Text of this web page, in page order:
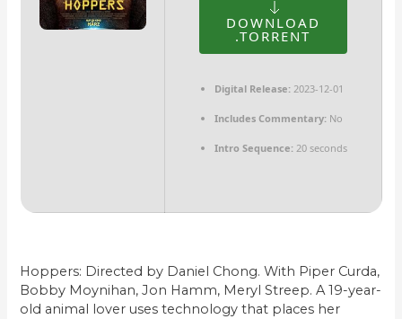
DOWNLOAD
.TORRENT
Digital Release:2023-12-01
Includes Commentary:No
Intro Sequence:20 seconds
Hoppers: Directed by Daniel Chong. With Piper Curda,
Bobby Moynihan, Jon Hamm, Meryl Streep. A 19-year-
old animal lover uses technology that places her